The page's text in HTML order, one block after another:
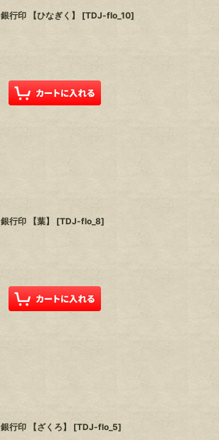
行印 【ひなぎく】 [TDJ-flo_10]
行印 【葉】 [TDJ-flo_8]
行印 【ざくろ】 [TDJ-flo_5]